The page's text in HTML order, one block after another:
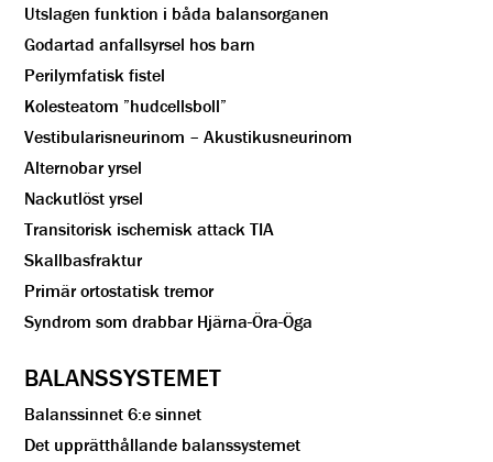
Utslagen funktion i båda balansorganen
Godartad anfallsyrsel hos barn
Perilymfatisk fistel
Kolesteatom ”hudcellsboll”
Vestibularisneurinom – Akustikusneurinom
Alternobar yrsel
Nackutlöst yrsel
Transitorisk ischemisk attack TIA
Skallbasfraktur
Primär ortostatisk tremor
Syndrom som drabbar Hjärna-Öra-Öga
BALANSSYSTEMET
Balanssinnet 6:e sinnet
Det upprätthållande balanssystemet